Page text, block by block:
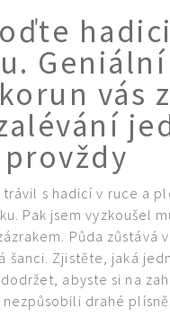
vás
provždy
s hadicí v ruce a
Pak jsem vyzkoušel
Půda zůstává
šanci. Zjistěte, jaká
abyste si na
nezpůsobili drahé plísně.